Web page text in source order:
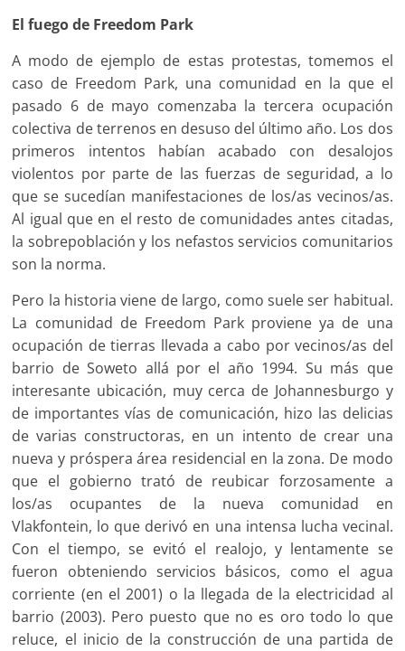
El fuego de Freedom Park
A modo de ejemplo de estas protestas, tomemos el
caso de Freedom Park, una comunidad en la que el
pasado 6 de mayo comenzaba la tercera ocupación
colectiva de terrenos en desuso del último año. Los dos
primeros intentos habían acabado con desalojos
violentos por parte de las fuerzas de seguridad, a lo
que se sucedían manifestaciones de los/as vecinos/as.
Al igual que en el resto de comunidades antes citadas,
la sobrepoblación y los nefastos servicios comunitarios
son la norma.
Pero la historia viene de largo, como suele ser habitual.
La comunidad de Freedom Park proviene ya de una
ocupación de tierras llevada a cabo por vecinos/as del
barrio de Soweto allá por el año 1994. Su más que
interesante ubicación, muy cerca de Johannesburgo y
de importantes vías de comunicación, hizo las delicias
de varias constructoras, en un intento de crear una
nueva y próspera área residencial en la zona. De modo
que el gobierno trató de reubicar forzosamente a
los/as ocupantes de la nueva comunidad en
Vlakfontein, lo que derivó en una intensa lucha vecinal.
Con el tiempo, se evitó el realojo, y lentamente se
fueron obteniendo servicios básicos, como el agua
corriente (en el 2001) o la llegada de la electricidad al
barrio (2003). Pero puesto que no es oro todo lo que
reluce, el inicio de la construcción de una partida de